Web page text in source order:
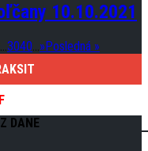
10.10.2021
...3040...»Posledná »
DANE